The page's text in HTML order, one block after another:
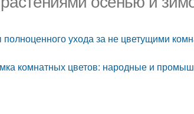
ухода за не цветущими
комнатных цветов: народные и